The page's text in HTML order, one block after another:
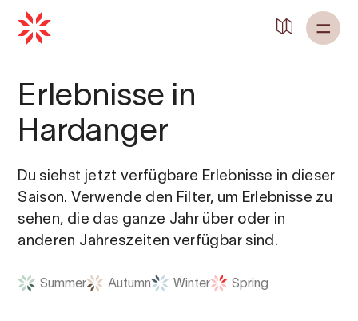
Erlebnisse in
Hardanger
Du siehst jetzt verfügbare Erlebnisse in dieser
Saison. Verwende den Filter, um Erlebnisse zu
sehen, die das ganze Jahr über oder in
anderen Jahreszeiten verfügbar sind.
Summer Autumn Winter Spring